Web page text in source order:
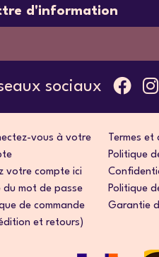
d'information
sociaux
vous à votre
votre compte ici
du mot de passe
de commande
et retours)
Termes et
Politique
Politique
Garantie